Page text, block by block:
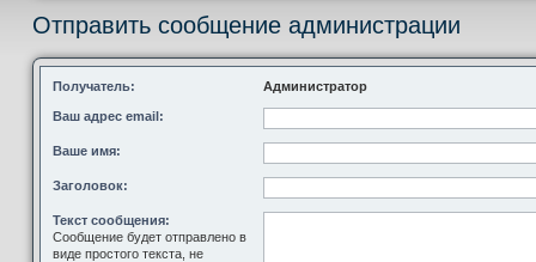
Отправить сообщение администрации
Получатель: Администратор
Ваш адрес email:
Ваше имя:
Заголовок:
Текст сообщения:
Сообщение будет отправлено в
виде простого текста, не